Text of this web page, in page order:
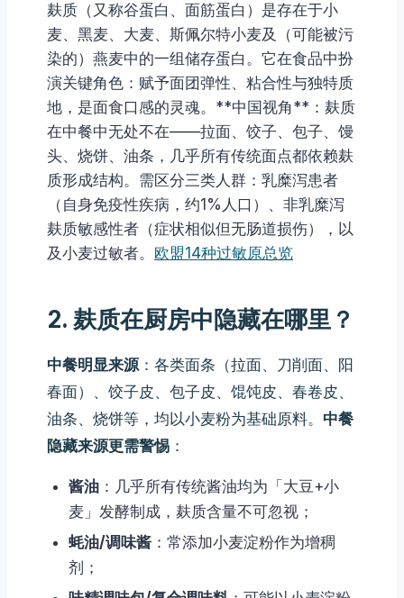
麸质（又称谷蛋白、面筋蛋白）是存在于小
麦、黑麦、大麦、斯佩尔特小麦及（可能被污
染的）燕麦中的一组储存蛋白。它在食品中扮
演关键角色：赋予面团弹性、粘合性与独特质
地，是面食口感的灵魂。**中国视角**：麸质
在中餐中无处不在——拉面、饺子、包子、馒
头、烧饼、油条，几乎所有传统面点都依赖麸
质形成结构。需区分三类人群：乳糜泻患者
（自身免疫性疾病，约1%人口）、非乳糜泻
麸质敏感性者（症状相似但无肠道损伤），以
及小麦过敏者。 欧盟14种过敏原总览
2. 麸质在厨房中隐藏在哪里？
中餐明显来源：各类面条（拉面、刀削面、阳
春面）、饺子皮、包子皮、馄饨皮、春卷皮、
油条、烧饼等，均以小麦粉为基础原料。 中餐
隐藏来源更需警惕 ：
酱油 ：几乎所有传统酱油均为「大豆+小
麦」发酵制成，麸质含量不可忽视；
蚝油/调味酱 ：常添加小麦淀粉作为增稠
剂；